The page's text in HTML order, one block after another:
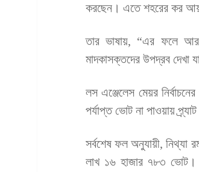
করছেন। এতে শহরের কর আয়
তার ভাষায়, “এর ফলে
মাদকাসক্তদের উপদ্রব দেখা
লস এঞ্জেলেস মেয়র
পর্যাপ্ত ভোট না পাওয়ায়
সর্বশেষ ফল অনুযায়ী, নিথ্যা
লাখ ১৬ হাজার ৭৮৩ ভোট।